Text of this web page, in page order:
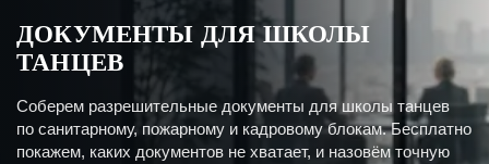
ДОКУМЕНТЫ ДЛЯ ШКОЛЫ
ТАНЦЕВ
Соберем разрешительные документы для школы танцев
по санитарному, пожарному и кадровому блокам. Бесплатно
покажем, каких документов не хватает, и назовём точную